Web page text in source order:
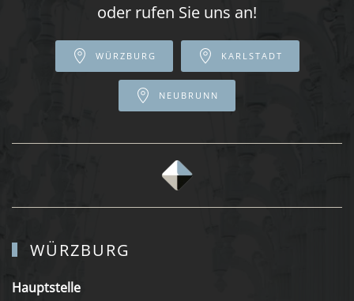
oder rufen Sie uns an!
WÜRZBURG KARLSTADT
NEUBRUNN
WÜRZBURG
Hauptstelle